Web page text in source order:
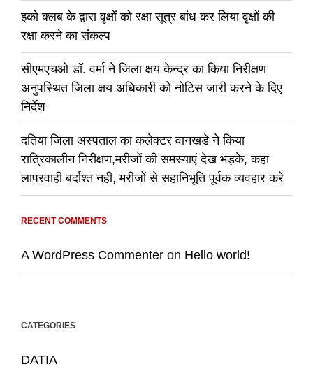
इको क्लब के द्वारा वृक्षों को रक्षा सूत्र बांध कर लिया वृक्षों की
रक्षा करने का संकल्प
सीएमएचओ डॉ. वर्मा ने जिला क्षय केन्द्र का किया निरीक्षण
अनुपस्थित जिला क्षय अधिकारी को नोटिस जारी करने के दिए
निर्देश
दतिया जिला अस्पताल का कलेक्टर वानखडे ने किया
रात्रिकालीन निरीक्षण,मरीजों की समस्याएं देख भड़के, कहा
लापरवाही बर्दाश्त नही, मरीजों से सहानिभूति पूर्वक व्यवहार करे
RECENT COMMENTS
A WordPress Commenter on Hello world!
CATEGORIES
DATIA